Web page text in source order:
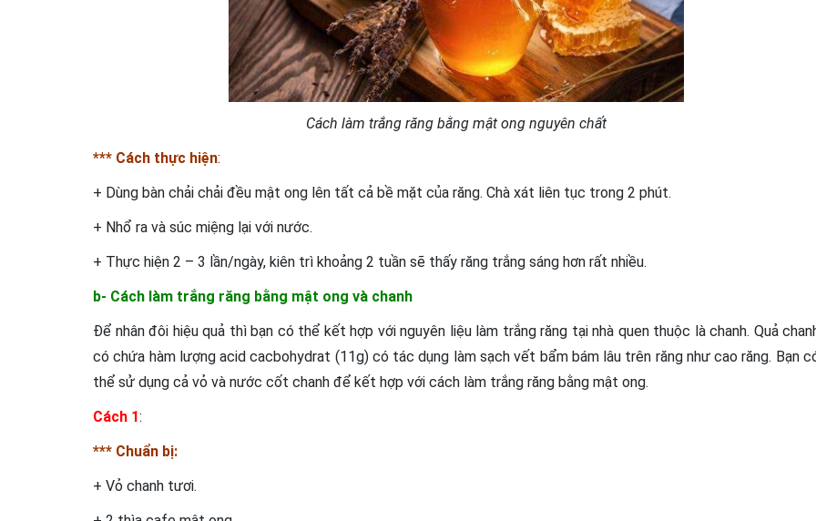
Cách làm trắng răng bằng mật ong nguyên chất
*** Cách thực hiện:
+ Dùng bàn chải chải đều mật ong lên tất cả bề mặt của răng. Chà xát liên tục trong 2 phút.
+ Nhổ ra và súc miệng lại với nước.
+ Thực hiện 2 – 3 lần/ngày, kiên trì khoảng 2 tuần sẽ thấy răng trắng sáng hơn rất nhiều.
b- Cách làm trắng răng bằng mật ong và chanh
Để nhân đôi hiệu quả thì bạn có thể kết hợp với nguyên liệu làm trắng răng tại nhà quen thuộc là chanh. Quả
có chứa hàm lượng acid cacbohydrat (11g) có tác dụng làm sạch vết bẩm bám lâu trên răng như cao răng. Bạn
thể sử dụng cả vỏ và nước cốt chanh để kết hợp với cách làm trắng răng bằng mật ong.
Cách 1:
*** Chuẩn bị:
+ Vỏ chanh tươi.